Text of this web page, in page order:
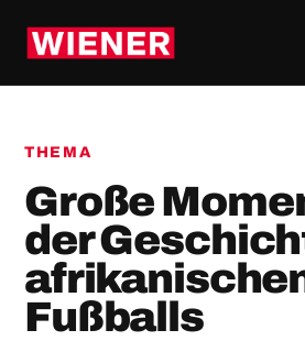
THEMA
Große
der
Fußballs